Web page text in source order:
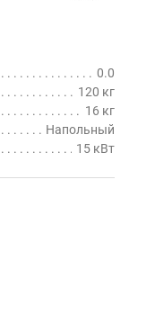
0.0
120 кг
16 кг
Напольный
15 кВт